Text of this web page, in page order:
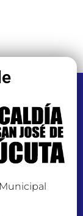
Municipal